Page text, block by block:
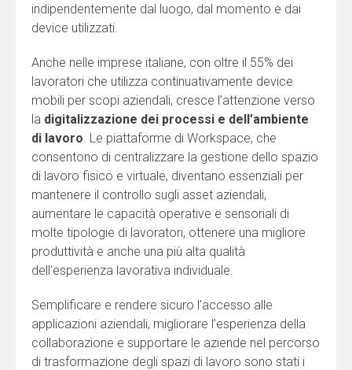
indipendentemente dal luogo, dal momento e dai
device utilizzati.
Anche nelle imprese italiane, con oltre il 55% dei
lavoratori che utilizza continuativamente device
mobili per scopi aziendali, cresce l’attenzione verso
la digitalizzazione dei processi e dell’ambiente
di lavoro . Le piattaforme di Workspace, che
consentono di centralizzare la gestione dello spazio
di lavoro fisico e virtuale, diventano essenziali per
mantenere il controllo sugli asset aziendali,
aumentare le capacità operative e sensoriali di
molte tipologie di lavoratori, ottenere una migliore
produttività e anche una più alta qualità
dell’esperienza lavorativa individuale.
Semplificare e rendere sicuro l’accesso alle
applicazioni aziendali, migliorare l’esperienza della
collaborazione e supportare le aziende nel percorso
di trasformazione degli spazi di lavoro sono stati i